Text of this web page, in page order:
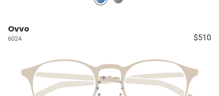
Ovvo
6024 $510